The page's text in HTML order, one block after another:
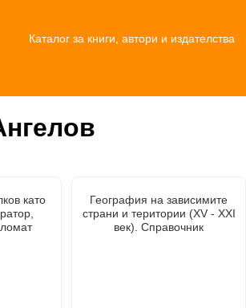
Каталог за книги, автори и издателства
като
География на зависимите
страни и територии (XV - XXI
век). Справочник